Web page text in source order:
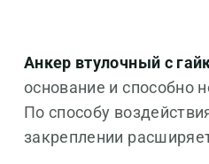
Анкер втулочный с
основание и способно
По способу
закреплении